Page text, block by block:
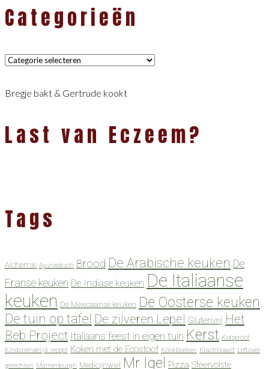
Categorieën
Categorieën
Bregje bakt & Gertrude kookt
Last van Eczeem?
Tags
Alchemie Ayurvedisch Brood De Arabische keuken De
Franse keuken De Indiase keuken De Italiaanse
keuken De Mexicaanse keuken De Oosterse keuken
De tuin op tafel De zilveren Lepel Glutenvrij Het
Beb Project Italiaans feest in eigen tuin Kerst Kidsproof
Kindvriendelijk recept Koken met de Ecostoof Kookboeken Krachtkaart Leftover
gerechten Mattemburgh Medicijnwiel Mr Igel Pizza Sfeervolste